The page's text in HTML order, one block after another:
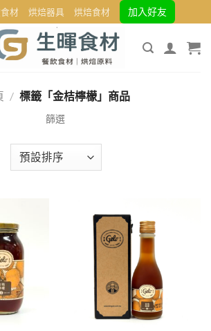
材 烘焙器具 烘焙食材 加入好友
/ 標籤「金桔檸檬」商品